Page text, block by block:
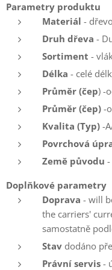
Parametry produktu
Materiál -
Druh dřeva -
Sortiment -
Délka - celé
Průměr (čep) -
Průměr (čep) -
Kvalita (Typ) -
Povrchová
Země původu
Doplňkové parametry
Doprava - will
the carriers'
samostatně
Stav dodáno
Právní servis -